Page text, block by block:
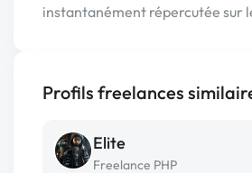
instantanément répercutée sur
Profils freelances
Elite
Freelance PHP